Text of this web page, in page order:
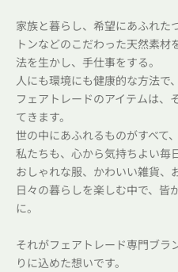
家族と暮らし、希望にあふれた
トンなどのこだわった天然素
法を生かし、手仕事をする。
人にも環境にも健康的な方法で
フェアトレードのアイテムは、
てきます。
世の中にあふれるものがすべて
私たちも、心から気持ちよい毎
おしゃれな服、かわいい雑貨、
日々の暮らしを楽しむ中で、皆
に。
それがフェアトレード専門ブラ
りに込めた想いです。